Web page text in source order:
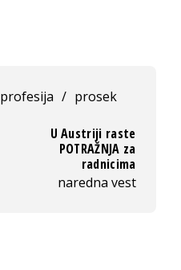
profesija / prosek
U Austriji raste
POTRAŽNJA za
radnicima
naredna vest